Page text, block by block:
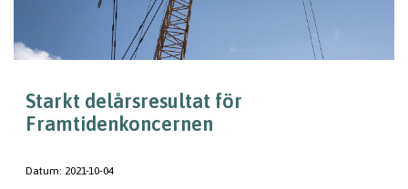
Starkt delårsresultat för
Framtidenkoncernen
Datum: 2021-10-04